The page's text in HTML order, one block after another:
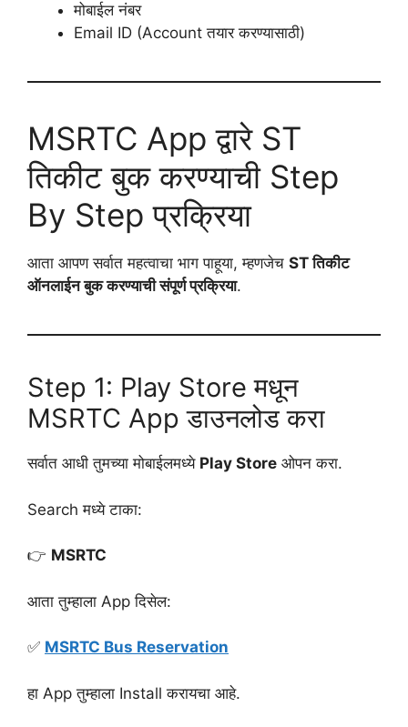
मोबाईल नंबर
Email ID (Account तयार करण्यासाठी)
MSRTC App द्वारे ST
तिकीट बुक करण्याची Step
By Step प्रक्रिया
आता आपण सर्वात महत्वाचा भाग पाहूया, म्हणजेच ST तिकीट
ऑनलाईन बुक करण्याची संपूर्ण प्रक्रिया.
Step 1: Play Store मधून
MSRTC App डाउनलोड करा
सर्वात आधी तुमच्या मोबाईलमध्ये Play Store ओपन करा.
Search मध्ये टाका:
👉 MSRTC
आता तुम्हाला App दिसेल:
✅ MSRTC Bus Reservation
हा App तुम्हाला Install करायचा आहे.